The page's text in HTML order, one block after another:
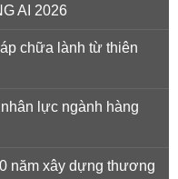
AI 2026
chữa lành từ thiên
lực ngành hàng
năm xây dựng thương